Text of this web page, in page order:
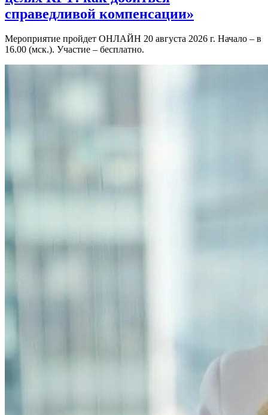
справедливой компенсации»
Мероприятие пройдет ОНЛАЙН 20 августа 2026 г. Начало – в
16.00 (мск.). Участие – бесплатно.